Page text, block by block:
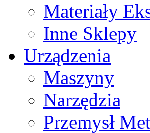
Materiały
Inne Sklepy
Urządzenia
Maszyny
Narzędzia
Przemysł